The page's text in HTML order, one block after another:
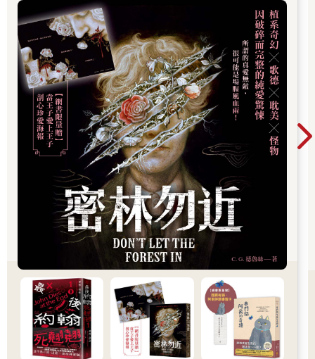
乃大失所望……林先生知『不之知』、『未之有』之文法，而不
知『不之踣』之不通，此則學古文而不知古文之『所以然』之弊
也。林先生為古文大家，而其論『古文之不當廢』，『乃不能道
其所以然』，則古文之當廢也，不亦既明且顯耶？」胡適認為
「方姚卒不之踣」一句中「之」字不通，進而指出連林紓這樣的
古文大家都犯這種不知「所以然」的錯誤，可見古文當廢。